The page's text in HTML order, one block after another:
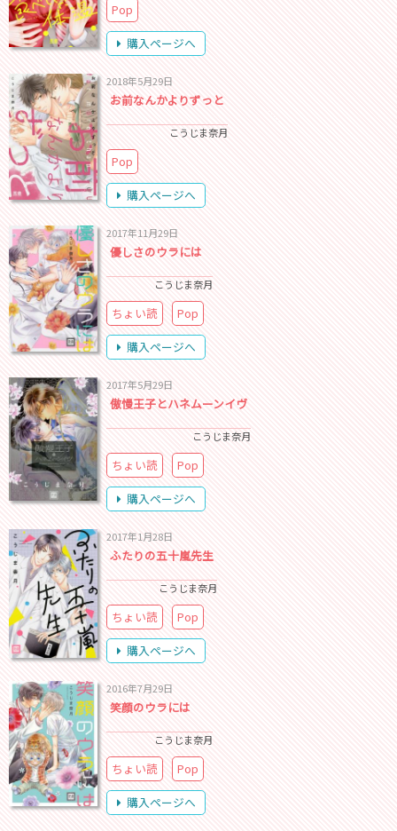
Pop
購入ページへ
2018年5月29日
お前なんかよりずっと
こうじま奈月
Pop
購入ページへ
2017年11月29日
優しさのウラには
こうじま奈月
ちょい読
Pop
購入ページへ
2017年5月29日
傲慢王子とハネムーンイヴ
こうじま奈月
ちょい読
Pop
購入ページへ
2017年1月28日
ふたりの五十嵐先生
こうじま奈月
ちょい読
Pop
購入ページへ
2016年7月29日
笑顔のウラには
こうじま奈月
ちょい読
Pop
購入ページへ